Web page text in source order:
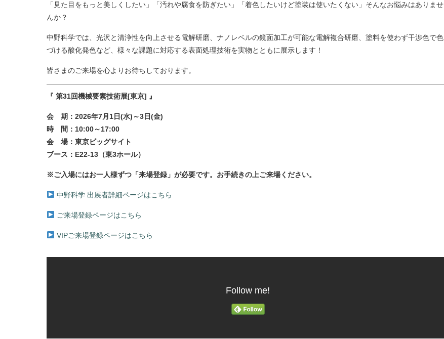
「見た目をもっと美しくしたい」「汚れや腐食を防ぎたい」「着色したいけど塗装は使いたくない」そんなお悩みはありませ
んか？
中野科学では、光沢と清浄性を向上させる電解研磨、ナノレベルの鏡面加工が可能な電解複合研磨、塗料を使わず干渉色で色
づける酸化発色など、様々な課題に対応する表面処理技術を実物とともに展示します！
皆さまのご来場を心よりお待ちしております。
『 第31回機械要素技術展[東京] 』
会 期：2026年7月1日(水)～3日(金)
時 間：10:00～17:00
会 場：東京ビッグサイト
ブース：E22-13（東3ホール）
※ご入場にはお一人様ずつ「来場登録」が必要です。お手続きの上ご来場ください。
中野科学 出展者詳細ページはこちら
ご来場登録ページはこちら
VIPご来場登録ページはこちら
Follow me!